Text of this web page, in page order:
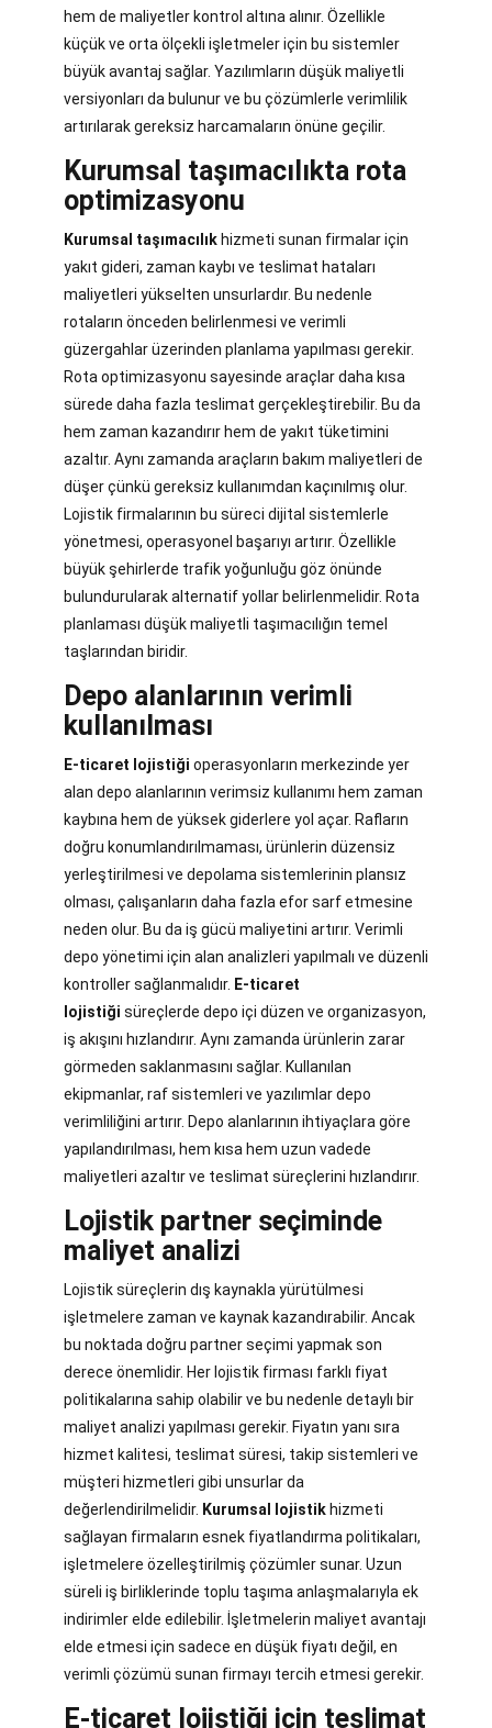
hem de maliyetler kontrol altına alınır. Özellikle
küçük ve orta ölçekli işletmeler için bu sistemler
büyük avantaj sağlar. Yazılımların düşük maliyetli
versiyonları da bulunur ve bu çözümlerle verimlilik
artırılarak gereksiz harcamaların önüne geçilir.
Kurumsal taşımacılıkta rota
optimizasyonu
Kurumsal taşımacılık hizmeti sunan firmalar için
yakıt gideri, zaman kaybı ve teslimat hataları
maliyetleri yükselten unsurlardır. Bu nedenle
rotaların önceden belirlenmesi ve verimli
güzergahlar üzerinden planlama yapılması gerekir.
Rota optimizasyonu sayesinde araçlar daha kısa
sürede daha fazla teslimat gerçekleştirebilir. Bu da
hem zaman kazandırır hem de yakıt tüketimini
azaltır. Aynı zamanda araçların bakım maliyetleri de
düşer çünkü gereksiz kullanımdan kaçınılmış olur.
Lojistik firmalarının bu süreci dijital sistemlerle
yönetmesi, operasyonel başarıyı artırır. Özellikle
büyük şehirlerde trafik yoğunluğu göz önünde
bulundurularak alternatif yollar belirlenmelidir. Rota
planlaması düşük maliyetli taşımacılığın temel
taşlarından biridir.
Depo alanlarının verimli
kullanılması
E-ticaret lojistiği operasyonların merkezinde yer
alan depo alanlarının verimsiz kullanımı hem zaman
kaybına hem de yüksek giderlere yol açar. Rafların
doğru konumlandırılmaması, ürünlerin düzensiz
yerleştirilmesi ve depolama sistemlerinin plansız
olması, çalışanların daha fazla efor sarf etmesine
neden olur. Bu da iş gücü maliyetini artırır. Verimli
depo yönetimi için alan analizleri yapılmalı ve düzenli
kontroller sağlanmalıdır. E-ticaret
lojistiği süreçlerde depo içi düzen ve organizasyon,
iş akışını hızlandırır. Aynı zamanda ürünlerin zarar
görmeden saklanmasını sağlar. Kullanılan
ekipmanlar, raf sistemleri ve yazılımlar depo
verimliliğini artırır. Depo alanlarının ihtiyaçlara göre
yapılandırılması, hem kısa hem uzun vadede
maliyetleri azaltır ve teslimat süreçlerini hızlandırır.
Lojistik partner seçiminde
maliyet analizi
Lojistik süreçlerin dış kaynakla yürütülmesi
işletmelere zaman ve kaynak kazandırabilir. Ancak
bu noktada doğru partner seçimi yapmak son
derece önemlidir. Her lojistik firması farklı fiyat
politikalarına sahip olabilir ve bu nedenle detaylı bir
maliyet analizi yapılması gerekir. Fiyatın yanı sıra
hizmet kalitesi, teslimat süresi, takip sistemleri ve
müşteri hizmetleri gibi unsurlar da
değerlendirilmelidir. Kurumsal lojistik hizmeti
sağlayan firmaların esnek fiyatlandırma politikaları,
işletmelere özelleştirilmiş çözümler sunar. Uzun
süreli iş birliklerinde toplu taşıma anlaşmalarıyla ek
indirimler elde edilebilir. İşletmelerin maliyet avantajı
elde etmesi için sadece en düşük fiyatı değil, en
verimli çözümü sunan firmayı tercih etmesi gerekir.
E-ticaret lojistiği için teslimat